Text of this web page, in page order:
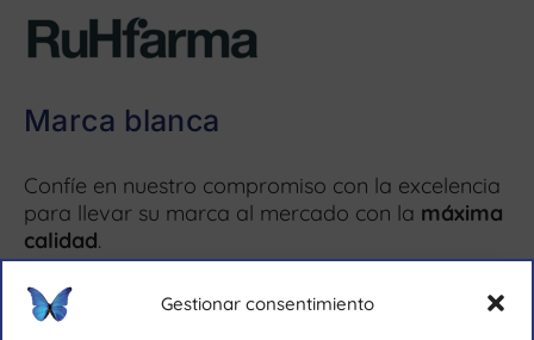
Gestionar consentimiento
Marca blanca
Confíe en nuestro compromiso con la excelencia
para llevar su marca al mercado con la máxima
calidad.
Más información ↗